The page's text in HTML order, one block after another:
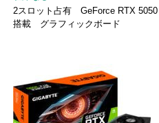
2スロット占有 GeForce RTX 5050
搭載 グラフィックボード